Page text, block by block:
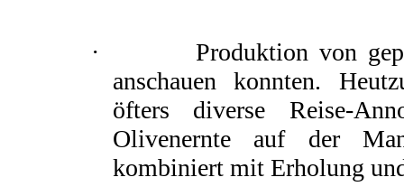
· Produktion von
anschauen konnten.
öfters diverse Reise-
Olivenernte auf der
kombiniert mit Erholung